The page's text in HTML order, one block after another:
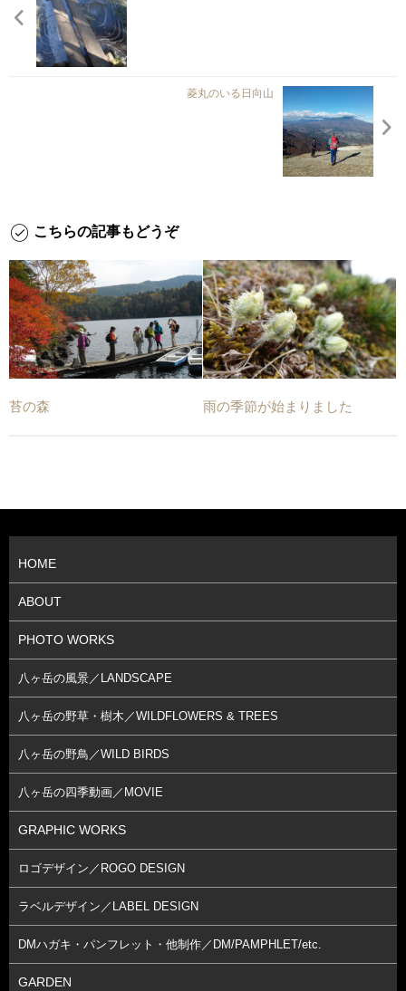
菱丸のいる日向山
こちらの記事もどうぞ
苔の森 雨の季節が始まりました
HOME
ABOUT
PHOTO WORKS
八ヶ岳の風景／LANDSCAPE
八ヶ岳の野草・樹木／WILDFLOWERS & TREES
八ヶ岳の野鳥／WILD BIRDS
八ヶ岳の四季動画／MOVIE
GRAPHIC WORKS
ロゴデザイン／ROGO DESIGN
ラベルデザイン／LABEL DESIGN
DMハガキ・パンフレット・他制作／DM/PAMPHLET/etc.
GARDEN